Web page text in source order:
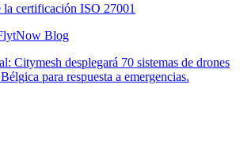
la certificación ISO 27001
Citymesh desplegará 70 sistemas de drones
para respuesta a emergencias.